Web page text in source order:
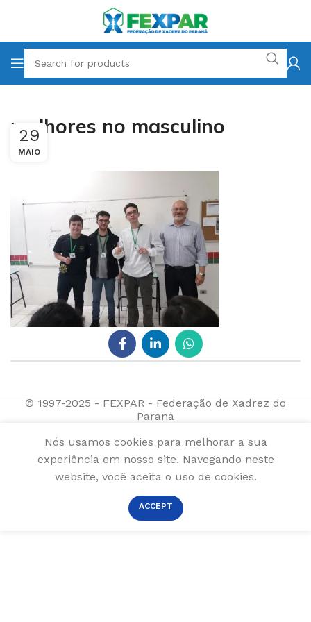
melhores no masculino
29
MAIO
© 1997-2025 - FEXPAR - Federação de Xadrez do
Paraná
Nós usamos cookies para melhorar a sua
experiência em nosso site. Navegando neste
website, você aceita o uso de cookies.
ACCEPT